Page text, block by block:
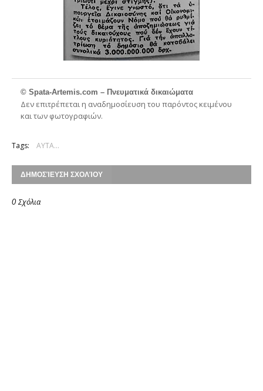
© Spata-Artemis.com – Πνευματικά δικαιώματα
Δεν επιτρέπεται η αναδημοσίευση του παρόντος κειμένου
και των φωτογραφιών.
Tags: ΑΥΤΑ...
ΔΗΜΟΣΊΕΥΣΗ ΣΧΟΛΊΟΥ
0 Σχόλια